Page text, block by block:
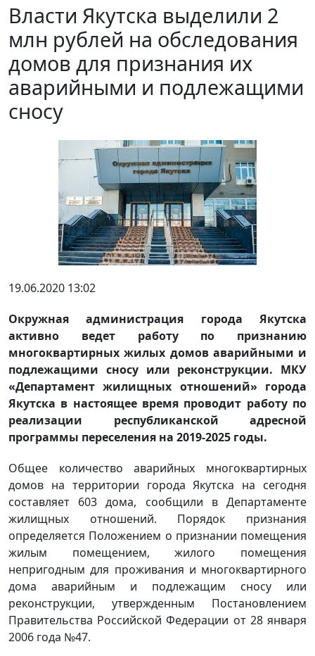
Власти Якутска выделили 2
млн рублей на обследования
домов для признания их
аварийными и подлежащими
сносу
19.06.2020 13:02
Окружная администрация города Якутска
активно ведет работу по признанию
многоквартирных жилых домов аварийными и
подлежащими сносу или реконструкции. МКУ
«Департамент жилищных отношений» города
Якутска в настоящее время проводит работу по
реализации республиканской адресной
программы переселения на 2019-2025 годы.
Общее количество аварийных многоквартирных
домов на территории города Якутска на сегодня
составляет 603 дома, сообщили в Департаменте
жилищных отношений. Порядок признания
определяется Положением о признании помещения
жилым помещением, жилого помещения
непригодным для проживания и многоквартирного
дома аварийным и подлежащим сносу или
реконструкции, утвержденным Постановлением
Правительства Российской Федерации от 28 января
2006 года №47.